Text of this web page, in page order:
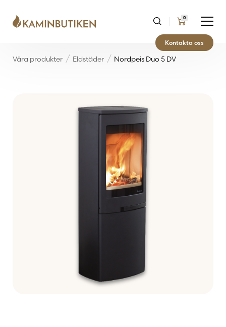
0
Kontakta oss
Våra produkter Eldstäder Nordpeis Duo 5 DV